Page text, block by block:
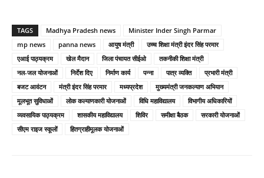
TAGS Madhya Pradesh news
Minister Inder Singh Parmar
mp news
panna news आयुष मंत्री
उच्च शिक्षा मंत्री इंदर सिंह परमार
एआई पाठ्यक्रम
खेल मैदान जिला पंचायत सीईओ
तकनीकी शिक्षा मंत्री
नल-जल योजनाओं
निर्देश दिए निर्माण कार्य पन्ना पात्र व्यक्ति
प्रभारी मंत्री
बजट आवंटन
मंत्री इंदर सिंह परमार मध्यप्रदेश
मुख्यमंत्री जनकल्याण अभियान
मूलभूत सुविधाओं
लोक कल्याणकारी योजनाओं विधि महाविद्यालय
विभागीय अधिकारियों
व्यवसायिक पाठ्यक्रम
शासकीय महाविद्यालय शिविर समीक्षा बैठक
सरकारी योजनाओं
सीएम राइज स्कूलों
हितग्राहीमूलक योजनाओं